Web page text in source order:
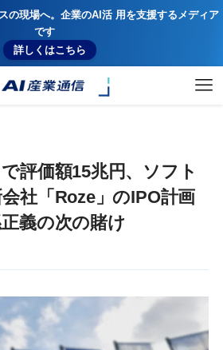
の現場へ。企業のAI活 用を支援するメディア
です
詳しくはこちら
評価額15兆円、ソフト
社「Roze」のIPO計画
義の次の賭け